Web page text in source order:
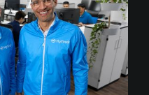
Porträts,